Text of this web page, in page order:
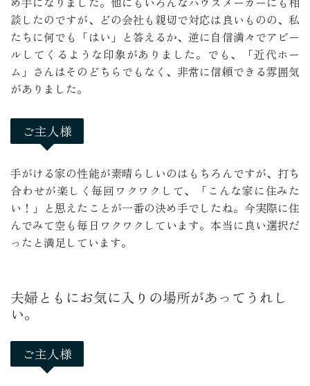
談したのですが、どの会社も親切で対応は良いものの、私
たちに何でも「はい」と答えるか、逆に自信満々でアピー
ルしてくるような印象がありました。でも、「近代ホー
ム」さんはそのどちらでもなく、非常に信頼できる雰囲気
がありました。
ご主人様
手がける家の性能が素晴らしいのはもちろんですが、打ち
合わせが楽しく毎回ワクワクして、「こんな家に住みた
い！」と思えたことが一番の決め手でしたね。今実際に住
んでみて空も毎日ワクワクしています。本当に良い選択だ
ったと満足しています。
夫婦ともにお気に入りの場所があってうれし
い。
ご主人様